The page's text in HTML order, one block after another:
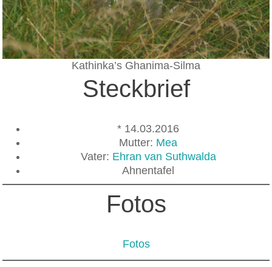
Kathinka’s Ghanima-Silma
Steckbrief
* 14.03.2016
Mutter: Mea
Vater: Ehran van Suthwalda
Ahnentafel
Fotos
Fotos